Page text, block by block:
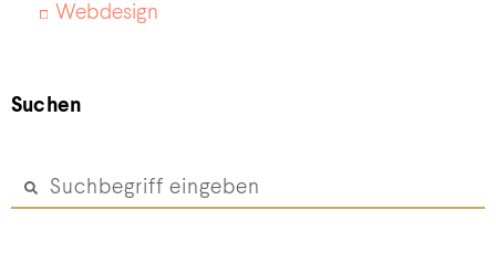
Webdesign
Suchen